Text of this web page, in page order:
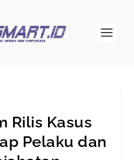
Rilis Kasus
Pelaku dan